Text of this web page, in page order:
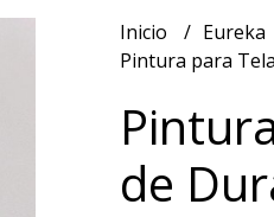
Inicio Eureka
Pintura para
de